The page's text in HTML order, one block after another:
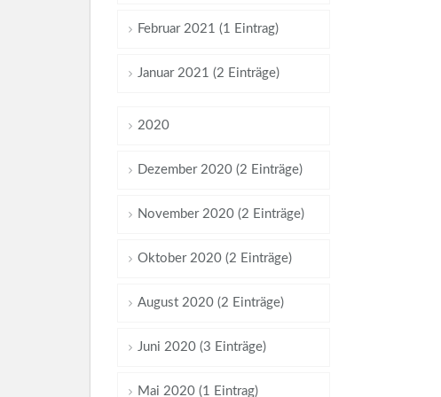
Februar 2021 (1 Eintrag)
Januar 2021 (2 Einträge)
2020
Dezember 2020 (2 Einträge)
November 2020 (2 Einträge)
Oktober 2020 (2 Einträge)
August 2020 (2 Einträge)
Juni 2020 (3 Einträge)
Mai 2020 (1 Eintrag)